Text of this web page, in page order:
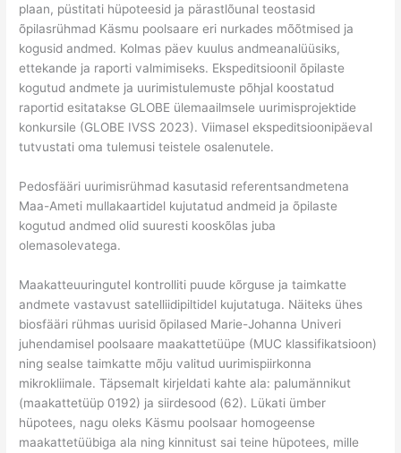
plaan, püstitati hüpoteesid ja pärastlõunal teostasid
õpilasrühmad Käsmu poolsaare eri nurkades mõõtmised ja
kogusid andmed. Kolmas päev kuulus andmeanalüüsiks,
ettekande ja raporti valmimiseks. Ekspeditsioonil õpilaste
kogutud andmete ja uurimistulemuste põhjal koostatud
raportid esitatakse GLOBE ülemaailmsele uurimisprojektide
konkursile (GLOBE IVSS 2023). Viimasel ekspeditsioonipäeval
tutvustati oma tulemusi teistele osalenutele.
Pedosfääri uurimisrühmad kasutasid referentsandmetena
Maa-Ameti mullakaartidel kujutatud andmeid ja õpilaste
kogutud andmed olid suuresti kooskõlas juba
olemasolevatega.
Maakatteuuringutel kontrolliti puude kõrguse ja taimkatte
andmete vastavust satelliidipiltidel kujutatuga. Näiteks ühes
biosfääri rühmas uurisid õpilased Marie-Johanna Univeri
juhendamisel poolsaare maakattetüüpe (MUC klassifikatsioon)
ning sealse taimkatte mõju valitud uurimispiirkonna
mikrokliimale. Täpsemalt kirjeldati kahte ala: palumännikut
(maakattetüüp 0192) ja siirdesood (62). Lükati ümber
hüpotees, nagu oleks Käsmu poolsaar homogeense
maakattetüübiga ala ning kinnitust sai teine hüpotees, mille